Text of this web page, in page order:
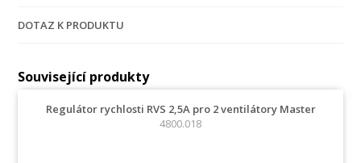
DOTAZ K PRODUKTU
Související produkty
Regulátor rychlosti RVS 2,5A pro 2 ventilátory Master
4800.018